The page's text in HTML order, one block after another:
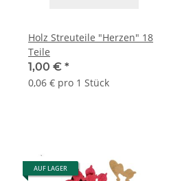
Holz Streuteile "Herzen" 18
Teile
1,00 € *
0,06 € pro 1 Stück
AUF LAGER